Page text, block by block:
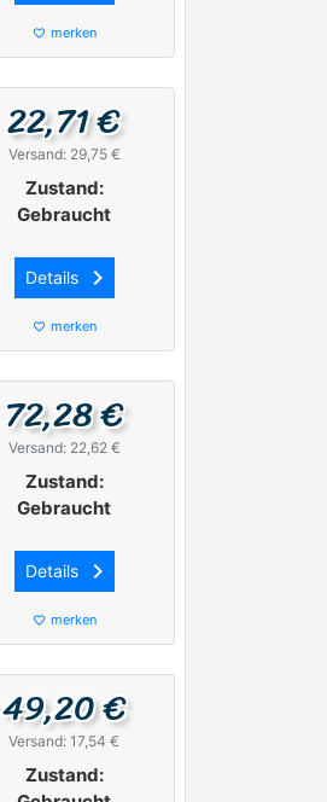
favorite_border merken
22,71 €
Versand: 29,75 €
Zustand:
Gebraucht
Details keyboard_arrow_right
favorite_border merken
72,28 €
Versand: 22,62 €
Zustand:
Gebraucht
Details keyboard_arrow_right
favorite_border merken
49,20 €
Versand: 17,54 €
Zustand: